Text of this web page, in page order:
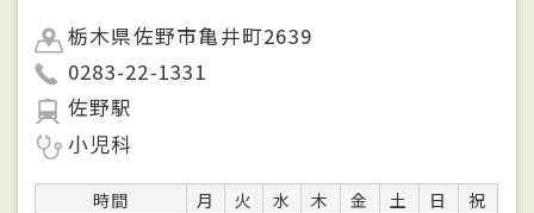
栃木県佐野市亀井町2639
0283-22-1331
佐野駅
小児科
時間 月 火 水 木 金 土 日
祝